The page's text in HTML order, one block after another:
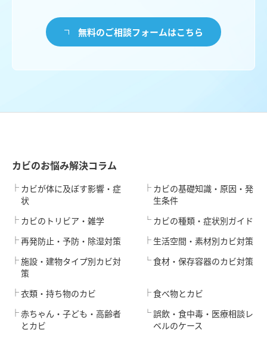
無料のご相談フォームはこちら
カビのお悩み解決コラム
カビが体に及ぼす影響・症
状
カビのトリビア・雑学
カビの基礎知識・原因・発
生条件
カビの種類・症状別ガイド
再発防止・予防・除湿対策
施設・建物タイプ別カビ対
策
生活空間・素材別カビ対策
食材・保存容器のカビ対策
衣類・持ち物のカビ
赤ちゃん・子ども・高齢者
とカビ
食べ物とカビ
誤飲・食中毒・医療相談レ
ベルのケース